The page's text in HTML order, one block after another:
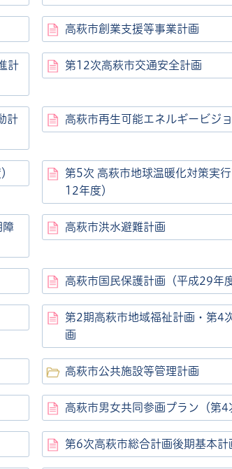
高萩市創業支援等事業計画
計
第12次高萩市交通安全計画
計
高萩市再生可能エネルギービジ
第5次 高萩市地球温暖化対策実
12年度）
障
高萩市洪水避難計画
高萩市国民保護計画（平成29年
第2期高萩市地域福祉計画・第4
画
高萩市公共施設等管理計画
高萩市男女共同参画プラン（第4
第6次高萩市総合計画後期基本計